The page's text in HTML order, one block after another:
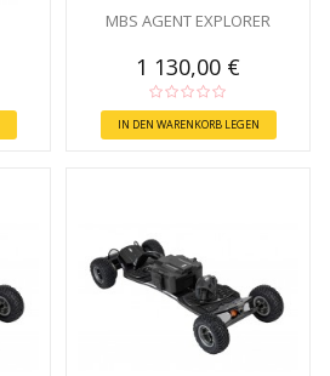
MBS AGENT EXPLORER
1 130,00 €
IN DEN WARENKORB LEGEN